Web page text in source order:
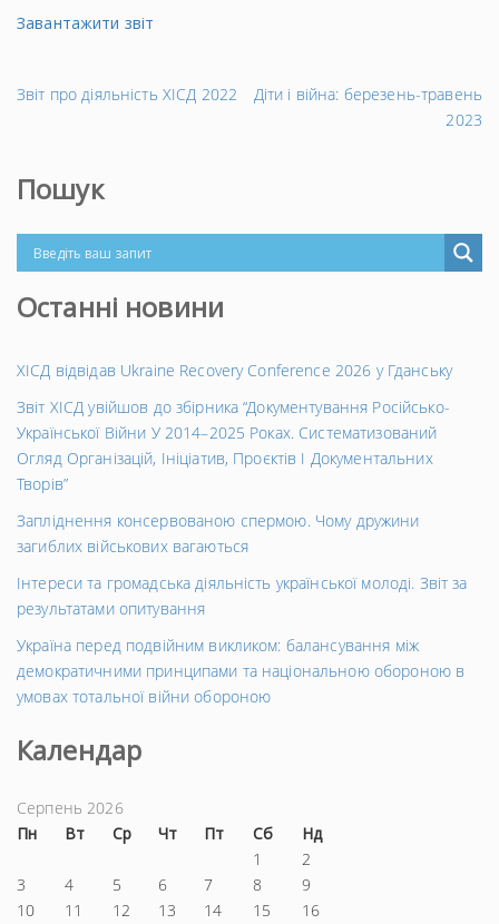
Завантажити звіт
←
Звіт про діяльність ХІСД 2022
Діти і війна: березень-травень
2023
Пошук
Останні новини
ХІСД відвідав Ukraine Recovery Conference 2026 у Гданську
Звіт ХІСД увійшов до збірника “Документування Російсько-
Української Війни У 2014–2025 Роках. Систематизований
Огляд Організацій, Ініціатив, Проєктів І Документальних
Творів”
Запліднення консервованою спермою. Чому дружини
загиблих військових вагаються
Інтереси та громадська діяльність української молоді. Звіт за
результатами опитування
Україна перед подвійним викликом: балансування між
демократичними принципами та національною обороною в
умовах тотальної війни обороною
Календар
Серпень 2026
Пн
Вт Ср Чт Пт Сб
Нд
1
2
3
4 5 6 7 8
9
10
11 12 13 14 15
16